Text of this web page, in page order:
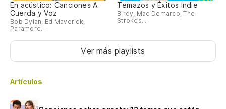
En acústico: Canciones A
Cuerda y Voz
Bob Dylan, Ed Maverick,
Paramore...
Temazos y Éxitos Indie
Birdy, Mac Demarco, The
Strokes...
Ver más playlists
Artículos